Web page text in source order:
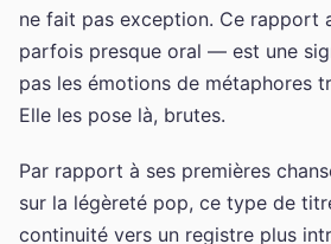
ne fait pas exception. Ce rapport
parfois presque oral — est une
pas les émotions de métaphores
Elle les pose là, brutes.
Par rapport à ses premières
sur la légèreté pop, ce type de
continuité vers un registre plus